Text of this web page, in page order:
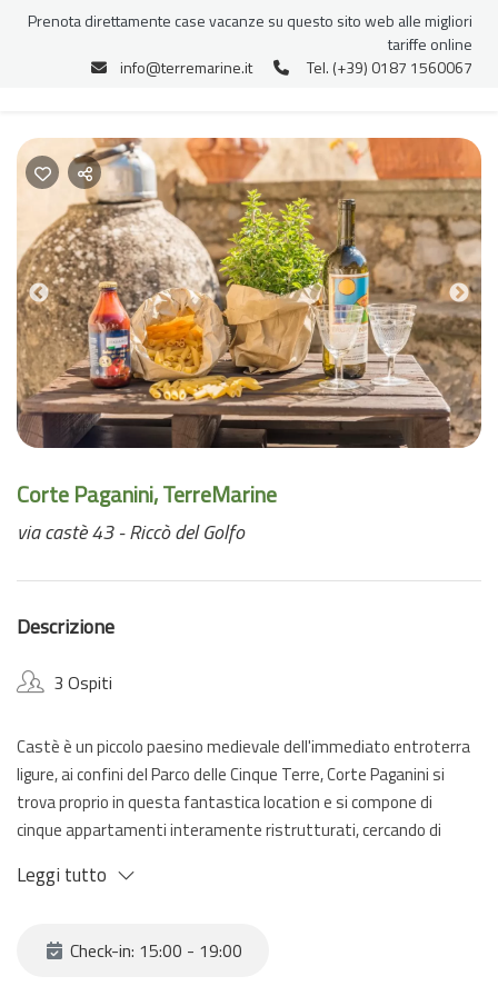
Previous
Corte Paganini, TerreMarine
via castè 43 - Riccò del Golfo
Descrizione
3 Ospiti
Castè è un piccolo paesino medievale dell'immediato entroterra
ligure, ai confini del Parco delle Cinque Terre, Corte Paganini si
trova proprio in questa fantastica location e si compone di
cinque appartamenti interamente ristrutturati, cercando di
il gusto della tradizione locale.
Leggi tutto
Check-in: 15:00 - 19:00
Prenota direttamente case vacanze su questo sito web alle migliori
tariffe online
info@terremarine.it
Tel. (+39) 0187 1560067